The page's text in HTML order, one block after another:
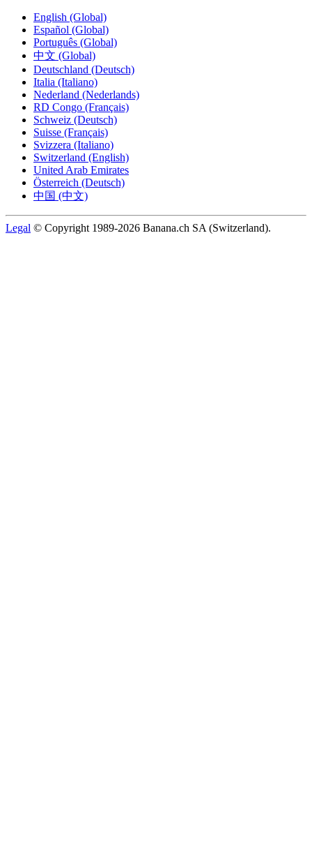
English (Global)
Español (Global)
Português (Global)
中文 (Global)
Deutschland (Deutsch)
Italia (Italiano)
Nederland (Nederlands)
RD Congo (Français)
Schweiz (Deutsch)
Suisse (Français)
Svizzera (Italiano)
Switzerland (English)
United Arab Emirates
Österreich (Deutsch)
中国 (中文)
Legal © Copyright 1989-2026 Banana.ch SA (Switzerland).